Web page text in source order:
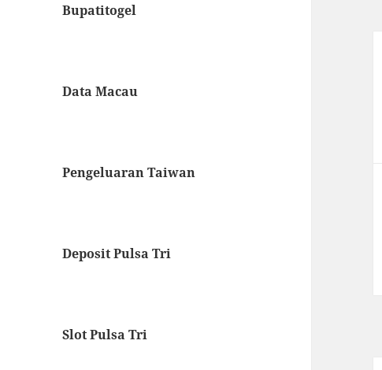
Bupatitogel
Data Macau
Pengeluaran Taiwan
Deposit Pulsa Tri
Slot Pulsa Tri